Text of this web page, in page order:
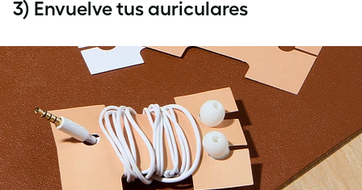
3) Envuelve tus auriculares